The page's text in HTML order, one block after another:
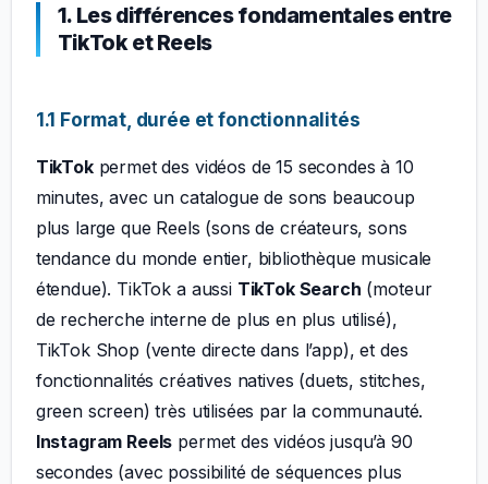
1. Les différences fondamentales entre
TikTok et Reels
1.1 Format, durée et fonctionnalités
TikTokpermet des vidéos de 15 secondes à 10
minutes, avec un catalogue de sons beaucoup
plus large que Reels (sons de créateurs, sons
tendance du monde entier, bibliothèque musicale
étendue). TikTok a aussi TikTok Search (moteur
de recherche interne de plus en plus utilisé),
TikTok Shop (vente directe dans l’app), et des
fonctionnalités créatives natives (duets, stitches,
green screen) très utilisées par la communauté.
Instagram Reels permet des vidéos jusqu’à 90
secondes (avec possibilité de séquences plus